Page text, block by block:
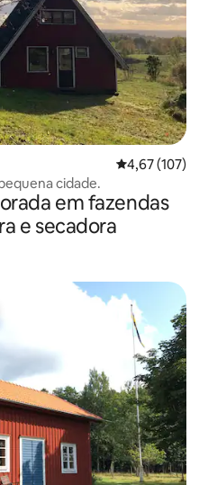
4,67 de uma
4,67 (107)
cidade.
em fazendas
e secadora
hóspedes